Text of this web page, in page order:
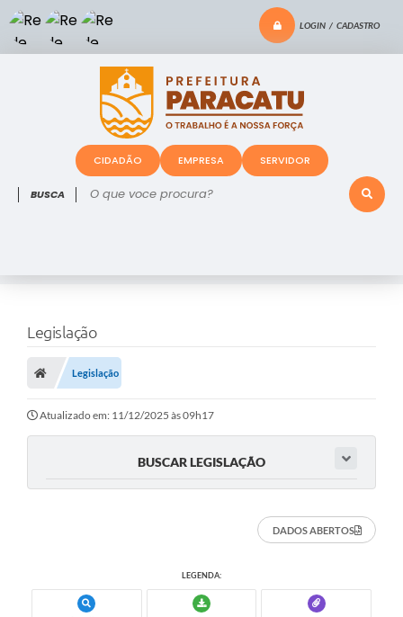
LOGIN / CADASTRO
O que voce procura?
CIDADÃO EMPRESA SERVIDOR
Legislação
Legislação
Atualizado em: 11/12/2025 às 09h17
BUSCAR LEGISLAÇÃO
DADOS ABERTOS
LEGENDA: